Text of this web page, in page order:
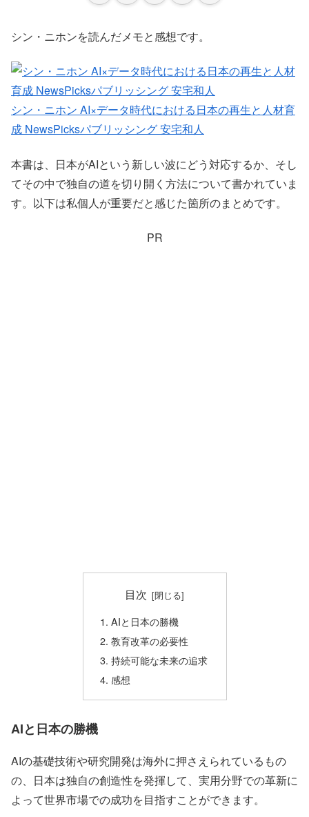
シン・ニホンを読んだメモと感想です。
シン・ニホン AI×データ時代における日本の再生と人材育
成 NewsPicksパブリッシング 安宅和人
本書は、日本がAIという新しい波にどう対応するか、そし
てその中で独自の道を切り開く方法について書かれていま
す。以下は私個人が重要だと感じた箇所のまとめです。
PR
目次
AIと日本の勝機
教育改革の必要性
持続可能な未来の追求
感想
AIと日本の勝機
AIの基礎技術や研究開発は海外に押さえられているもの
の、日本は独自の創造性を発揮して、実用分野での革新に
よって世界市場での成功を目指すことができます。